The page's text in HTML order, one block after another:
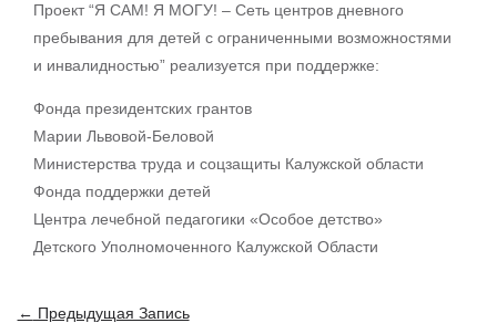
Проект “Я САМ! Я МОГУ! – Сеть центров дневного
пребывания для детей с ограниченными возможностями
и инвалидностью” реализуется при поддержке:
Фонда президентских грантов
Марии Львовой-Беловой
Министерства труда и соцзащиты Калужской области
Фонда поддержки детей
Центра лечебной педагогики «Особое детство»
Детского Уполномоченного Калужской Области
Навигация
← Предыдущая Запись